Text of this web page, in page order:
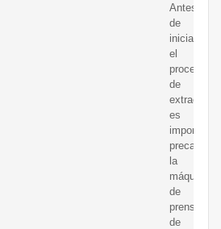
Antes
de
iniciar
el
proceso
de
extracción,
es
importante
precalentar
la
máquina
de
prensado
de